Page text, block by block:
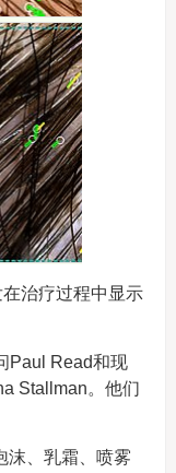
治疗过程中显示
Paul Read和现
Stallman。他们
沫、乳霜、喷雾